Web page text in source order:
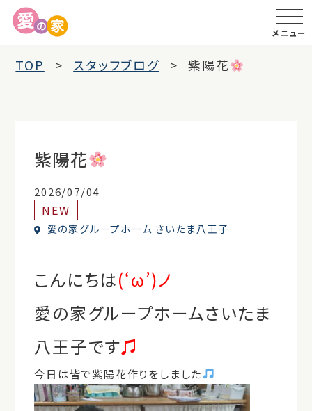
メニュー
TOP スタッフブログ 紫陽花
紫陽花
2026/07/04
NEW
愛の家グループホーム さいたま八王子
こんにちは(‘ω’)ノ
愛の家グループホームさいたま
八王子です♫
今日は皆で紫陽花作りをしました